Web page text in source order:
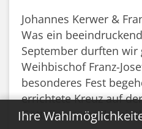
Ihre
Johannes Kerwer &
Was ein
September durften
Weihbischof Franz-
besonderes Fest
errichtete Kreuz auf
Göttelborn wurde